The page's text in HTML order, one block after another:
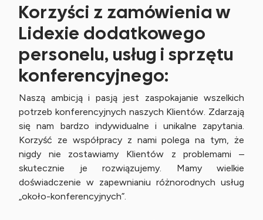
Korzyści z zamówienia w
Lidexie dodatkowego
personelu, usług i sprzętu
konferencyjnego:
Naszą ambicją i pasją jest zaspokajanie wszelkich
potrzeb konferencyjnych naszych Klientów. Zdarzają
się nam bardzo indywidualne i unikalne zapytania.
Korzyść ze współpracy z nami polega na tym, że
nigdy nie zostawiamy Klientów z problemami –
skutecznie je rozwiązujemy. Mamy wielkie
doświadczenie w zapewnianiu różnorodnych usług
„około-konferencyjnych”.